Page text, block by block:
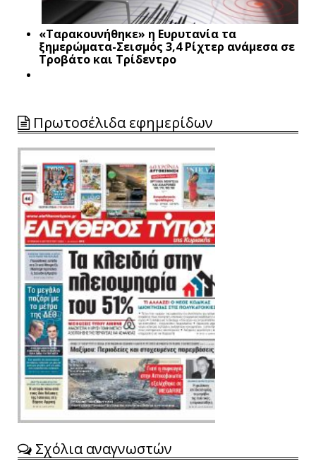
«Ταρακουνήθηκε» η Ευρυτανία τα
ξημερώματα-Σεισμός 3,4 Ρίχτερ ανάμεσα σε
Τροβάτο και Τρίδεντρο
Πρωτοσέλιδα εφημερίδων
Σχόλια αναγνωστών